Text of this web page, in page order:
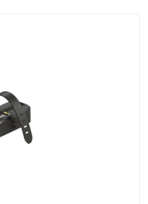
人机交互实验室
车俩与驾驶模拟